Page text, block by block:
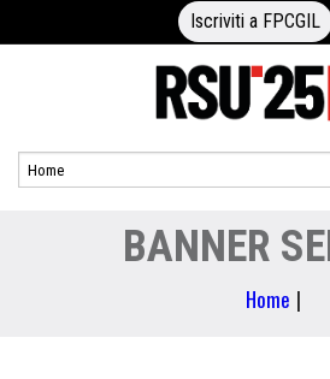
Iscriviti a FPCGIL
BANNER
Home |